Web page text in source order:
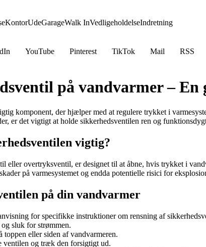
KontorUdeGarageWalk InVedligeholdelseIndretning
YouTube Pinterest TikTok Mail
RSS
på vandvarmer – En
komponent, der hjælper med at regulere trykket i
er det vigtigt at holde sikkerhedsventilen ren og
vigtig?
eller overtryksventil, er designet til at åbne, hvis trykket i
på varmesystemet og endda potentielle risici for
på din vandvarmer
for specifikke instruktioner om rensning af
sluk for strømmen.
eller siden af vandvarmeren.
ventilen og træk den forsigtigt ud.